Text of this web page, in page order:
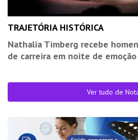
TRAJETÓRIA HISTÓRICA
Nathalia Timberg recebe
de carreira em noite de
Ver tudo de